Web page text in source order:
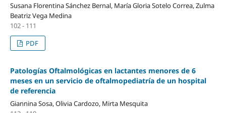
Susana Florentina Sánchez Bernal, María Gloria Sotelo Correa, Zulma
Beatriz Vega Medina
102 - 111
PDF
Patologías Oftalmológicas en lactantes menores de 6
meses en un servicio de oftalmopediatría de un hospital
de referencia
Giannina Sosa, Olivia Cardozo, Mirta Mesquita